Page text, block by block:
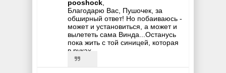
pooshock
Благодарю Вас, Пушочек, за
обширный ответ! Но побаиваюсь -
может и установиться, а может и
вылететь сама Винда...Останусь
пока жить с той синицей, которая
в руках.